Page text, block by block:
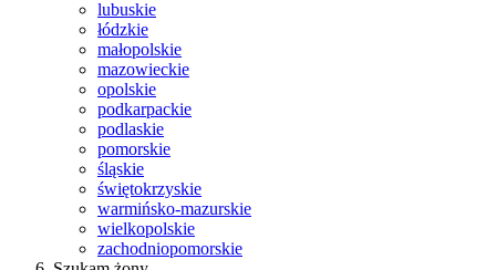
lubuskie
łódzkie
małopolskie
mazowieckie
opolskie
podkarpackie
podlaskie
pomorskie
śląskie
świętokrzyskie
warmińsko-mazurskie
wielkopolskie
zachodniopomorskie